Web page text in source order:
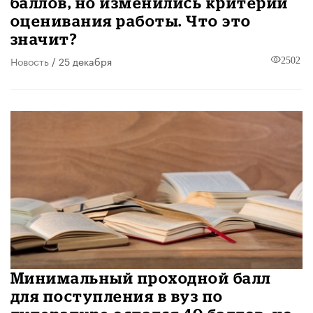
оценивания работы. Что это
значит?
Новость / 25 декабря 2502
Минимальный проходной балл
для поступления в вуз по